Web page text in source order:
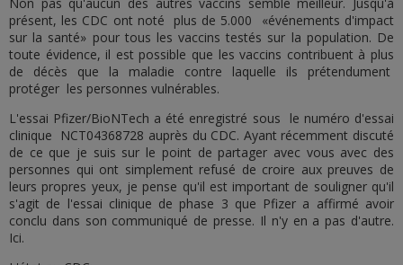
présent, les CDC ont noté plus de 5.000 «événements d'impact
sur la santé» pour tous les vaccins testés sur la population. De
toute évidence, il est possible que les vaccins contribuent à plus
de décès que la maladie contre laquelle ils prétendument
protéger les personnes vulnérables.
L'essai Pfizer/BioNTech a été enregistré sous le numéro d'essai
clinique NCT04368728 auprès du CDC. Ayant récemment discuté
de ce que je suis sur le point de partager avec vous avec des
personnes qui ont simplement refusé de croire aux preuves de
leurs propres yeux, je pense qu'il est important de souligner qu'il
s'agit de l'essai clinique de phase 3 que Pfizer a affirmé avoir
conclu dans son communiqué de presse. Il n'y en a pas d'autre.
Ici.